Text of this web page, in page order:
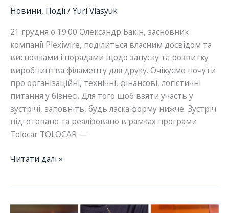
Новини, Події/Yuri Vlasyuk
21 грудня о 19:00 Олександр Бакін, засновник
компанії Plexiwire, поділиться власним досвідом та
висновками і порадами щодо запуску та розвитку
виробництва філаменту для друку. Очікуємо почути
про організаційні, технічні, фінансові, логістичні
питання у бізнесі. Для того щоб взяти участь у
зустрічі, заповніть, будь ласка форму нижче. Зустріч
підготовано та реалізовано в рамках програми
Tolocar TOLOCAR —
Як
Читати далі »